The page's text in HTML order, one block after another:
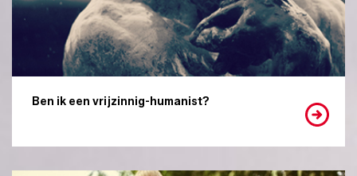
Ben ik een vrijzinnig-humanist?